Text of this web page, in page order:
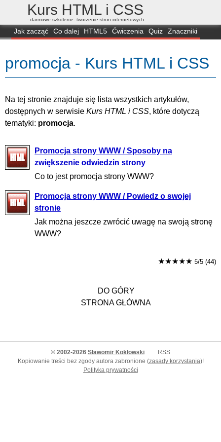
Kurs HTML i CSS
- darmowe szkolenie: tworzenie stron internetowych
Jak zacząć Co dalej HTML5 Ćwiczenia Quiz
Znaczniki
FAQ
Przeglądarki Mapa FORUM
promocja - Kurs HTML i CSS
Na tej stronie znajduje się lista wszystkich artykułów,
dostępnych w serwisie Kurs HTML i CSS, które dotyczą
tematyki: promocja.
Promocja strony WWW / Sposoby na
zwiększenie odwiedzin strony
Co to jest promocja strony WWW?
Promocja strony WWW / Powiedz o swojej
stronie
Jak można jeszcze zwrócić uwagę na swoją stronę
WWW?
★★★★★ 5/5 (44)
DO GÓRY
STRONA GŁÓWNA
© 2002-2026 Sławomir Kokłowski
RSS
Kopiowanie treści bez zgody autora zabronione (zasady korzystania)!
Polityka prywatności